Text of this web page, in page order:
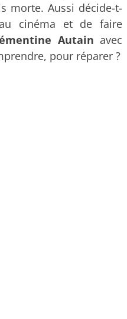
morte. Aussi décide-t-
au cinéma et de faire
Autain avec
pour réparer ?